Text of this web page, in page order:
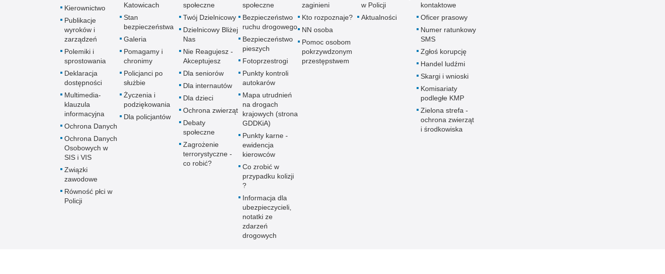
Kierownictwo
Publikacje
wyroków i
zarządzeń
Polemiki i
sprostowania
Deklaracja
dostępności
Multimedia-
klauzula
informacyjna
Ochrona Danych
Ochrona Danych
Osobowych w
SIS i VIS
Związki
zawodowe
Równość płci w
Policji
Katowicach
Stan
bezpieczeństwa
Galeria
Pomagamy i
chronimy
Policjanci po
służbie
Życzenia i
podziękowania
Dla policjantów
społeczne
Twój Dzielnicowy
Dzielnicowy Bliżej
Nas
Nie Reagujesz -
Akceptujesz
Dla seniorów
Dla internautów
Dla dzieci
Ochrona zwierząt
Debaty
społeczne
Zagrożenie
terrorystyczne -
co robić?
społeczne
Bezpieczeństwo
ruchu drogowego
Bezpieczeństwo
pieszych
Fotoprzestrogi
Punkty kontroli
autokarów
Mapa utrudnień
na drogach
krajowych (strona
GDDKiA)
Punkty karne -
ewidencja
kierowców
Co zrobić w
przypadku kolizji
?
Informacja dla
ubezpieczycieli,
notatki ze
zdarzeń
drogowych
zaginieni
Kto rozpoznaje?
NN osoba
Pomoc osobom
pokrzywdzonym
przestępstwem
w Policji
Aktualności
kontaktowe
Oficer prasowy
Numer ratunkowy
SMS
Zgłoś korupcję
Handel ludźmi
Skargi i wnioski
Komisariaty
podległe KMP
Zielona strefa -
ochrona zwierząt
i środkowiska